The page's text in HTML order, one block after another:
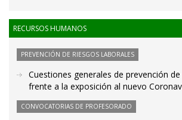
RECURSOS HUMANOS
PREVENCIÓN DE RIESGOS LABORALES
Cuestiones generales de prevención
frente a la exposición al nuevo
CONVOCATORIAS DE PROFESORADO